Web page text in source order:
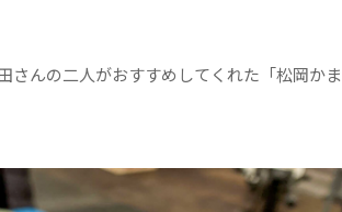
んの二人がおすすめしてくれた「松岡か